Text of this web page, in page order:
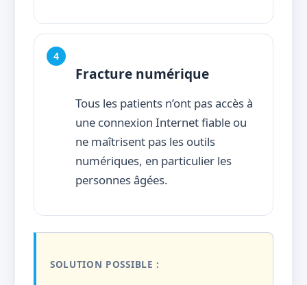
Fracture numérique
Tous les patients n’ont pas accès à
une connexion Internet fiable ou
ne maîtrisent pas les outils
numériques, en particulier les
personnes âgées.
SOLUTION POSSIBLE :